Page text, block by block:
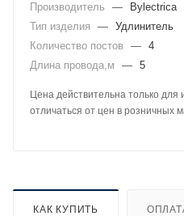
Производитель —
Bylectrica
Тип изделия
— Удлинитель
Количество постов
— 4
Длина провода,м
— 5
Цена действительна только
отличаться от цен в розничных
КАК КУПИТЬ